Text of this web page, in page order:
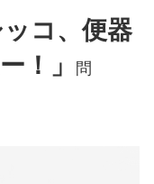
ッコ、便器
！」
問